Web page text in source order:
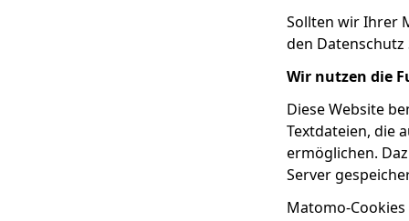
Sollten wir Ihrer
den Datenschutz
Wir nutzen die
Diese Website
Textdateien, die
ermöglichen.
Server
Matomo-